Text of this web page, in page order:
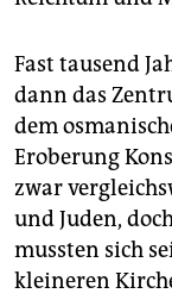
Fast tausend
dann das
dem
Eroberung
zwar
und Juden,
mussten sich
kleineren